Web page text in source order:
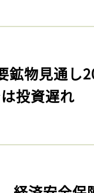
鉱物見通
投資遅れ